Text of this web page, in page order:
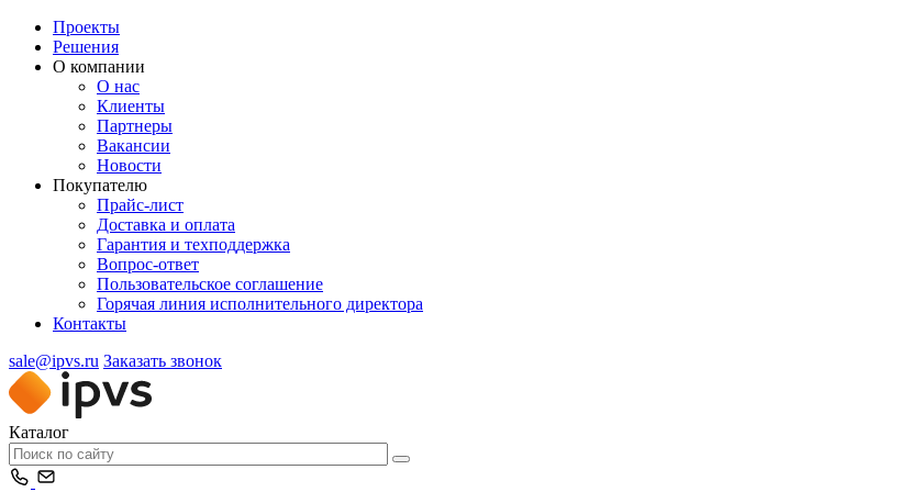
Проекты
Решения
О компании
О нас
Клиенты
Партнеры
Вакансии
Новости
Покупателю
Прайс-лист
Доставка и оплата
Гарантия и техподдержка
Вопрос-ответ
Пользовательское соглашение
Горячая линия исполнительного директора
Контакты
sale@ipvs.ru Заказать звонок
Каталог